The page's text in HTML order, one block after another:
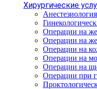
Хирургические
Операции на
Операции на
Операции на
Операции на
Операции на
Операции при